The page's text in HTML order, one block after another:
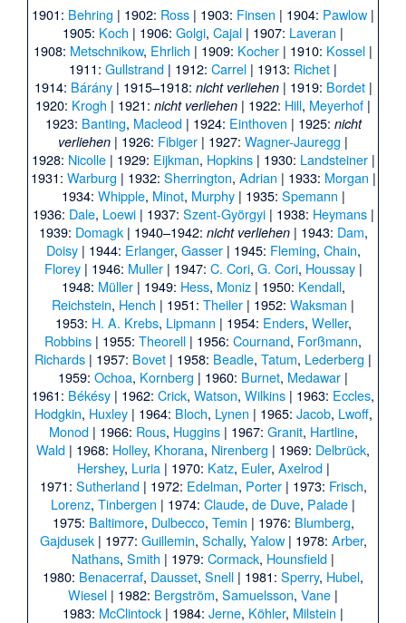
1901: Behring | 1902: Ross | 1903: Finsen | 1904: Pawlow |
1905: Koch | 1906: Golgi, Cajal | 1907: Laveran |
1908: Metschnikow, Ehrlich | 1909: Kocher | 1910: Kossel |
1911: Gullstrand | 1912: Carrel | 1913: Richet |
1914: Bárány| 1915–1918: nicht verliehen| 1919: Bordet|
1920: Krogh | 1921: nicht verliehen | 1922: Hill, Meyerhof |
1923: Banting, Macleod| 1924: Einthoven | 1925: nicht
verliehen | 1926: Fibiger | 1927: Wagner-Jauregg |
1928: Nicolle| 1929: Eijkman, Hopkins| 1930: Landsteiner|
1931: Warburg | 1932: Sherrington, Adrian | 1933: Morgan |
1934: Whipple, Minot, Murphy| 1935: Spemann |
1936: Dale, Loewi| 1937: Szent-Györgyi| 1938: Heymans|
1939: Domagk| 1940–1942: nicht verliehen| 1943: Dam,
Doisy| 1944: Erlanger, Gasser| 1945: Fleming, Chain,
Florey| 1946: Muller| 1947: C. Cori, G. Cori, Houssay|
1948: Müller| 1949: Hess, Moniz| 1950: Kendall,
Reichstein, Hench | 1951: Theiler | 1952: Waksman |
1953: H. A. Krebs, Lipmann | 1954: Enders, Weller,
Robbins | 1955: Theorell | 1956: Cournand, Forßmann,
Richards | 1957: Bovet | 1958: Beadle, Tatum, Lederberg |
1959: Ochoa, Kornberg | 1960: Burnet, Medawar |
1961: Békésy | 1962: Crick, Watson, Wilkins | 1963: Eccles,
Hodgkin, Huxley| 1964: Bloch, Lynen | 1965: Jacob, Lwoff,
Monod| 1966: Rous, Huggins| 1967: Granit, Hartline,
Wald | 1968: Holley, Khorana, Nirenberg | 1969: Delbrück,
Hershey, Luria| 1970: Katz, Euler, Axelrod|
1971: Sutherland| 1972: Edelman, Porter| 1973: Frisch,
Lorenz, Tinbergen | 1974: Claude, de Duve, Palade |
1975: Baltimore, Dulbecco, Temin | 1976: Blumberg,
Gajdusek| 1977: Guillemin, Schally, Yalow| 1978: Arber,
Nathans, Smith | 1979: Cormack, Hounsfield |
1980: Benacerraf, Dausset, Snell | 1981: Sperry, Hubel,
Wiesel | 1982: Bergström, Samuelsson, Vane |
1983: McClintock | 1984: Jerne, Köhler, Milstein |